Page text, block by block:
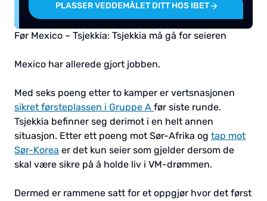
PLASSER VEDDEMÅLET DITT HOS IBET
Før Mexico – Tsjekkia: Tsjekkia må gå for seieren
Mexico har allerede gjort jobben.
Med seks poeng etter to kamper er vertsnasjonen
sikret førsteplassen i Gruppe A før siste runde.
Tsjekkia befinner seg derimot i en helt annen
situasjon. Etter ett poeng mot Sør-Afrika og tap mot
Sør-Korea er det kun seier som gjelder dersom de
skal være sikre på å holde liv i VM-drømmen.
Dermed er rammene satt for et oppgjør hvor det først